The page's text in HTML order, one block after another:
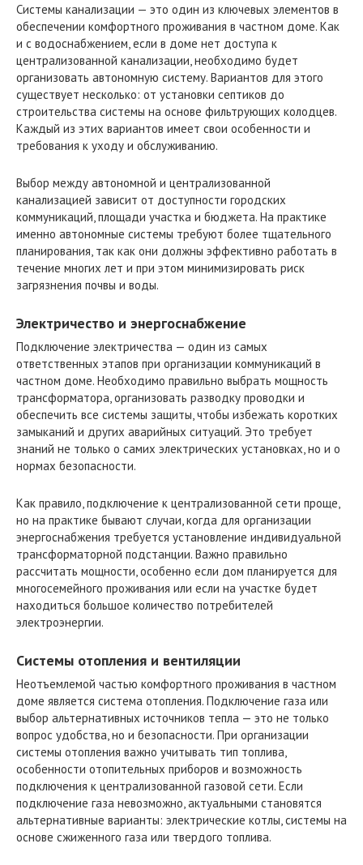
Системы канализации — это один из ключевых элементов в
обеспечении комфортного проживания в частном доме. Как
и с водоснабжением, если в доме нет доступа к
централизованной канализации, необходимо будет
организовать автономную систему. Вариантов для этого
существует несколько: от установки септиков до
строительства системы на основе фильтрующих колодцев.
Каждый из этих вариантов имеет свои особенности и
требования к уходу и обслуживанию.
Выбор между автономной и централизованной
канализацией зависит от доступности городских
коммуникаций, площади участка и бюджета. На практике
именно автономные системы требуют более тщательного
планирования, так как они должны эффективно работать в
течение многих лет и при этом минимизировать риск
загрязнения почвы и воды.
Электричество и энергоснабжение
Подключение электричества — один из самых
ответственных этапов при организации коммуникаций в
частном доме. Необходимо правильно выбрать мощность
трансформатора, организовать разводку проводки и
обеспечить все системы защиты, чтобы избежать коротких
замыканий и других аварийных ситуаций. Это требует
знаний не только о самих электрических установках, но и о
нормах безопасности.
Как правило, подключение к централизованной сети проще,
но на практике бывают случаи, когда для организации
энергоснабжения требуется установление индивидуальной
трансформаторной подстанции. Важно правильно
рассчитать мощности, особенно если дом планируется для
многосемейного проживания или если на участке будет
находиться большое количество потребителей
электроэнергии.
Системы отопления и вентиляции
Неотъемлемой частью комфортного проживания в частном
доме является система отопления. Подключение газа или
выбор альтернативных источников тепла — это не только
вопрос удобства, но и безопасности. При организации
системы отопления важно учитывать тип топлива,
особенности отопительных приборов и возможность
подключения к централизованной газовой сети. Если
подключение газа невозможно, актуальными становятся
альтернативные варианты: электрические котлы, системы на
основе сжиженного газа или твердого топлива.